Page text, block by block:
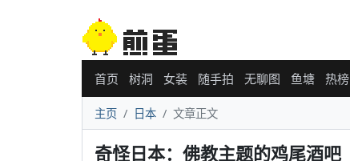
首页 树洞 女装 随手拍 无聊图 鱼塘 热榜
主页 日本 文章正文
奇怪日本：佛教主题的鸡尾酒吧